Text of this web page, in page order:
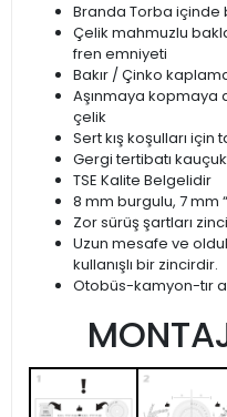
Branda Torba içinde
Çelik mahmuzlu
fren emniyeti
Bakır / Çinko
Aşınmaya kopmaya
çelik
Sert kış koşulları için
Gergi tertibatı
TSE Kalite Belgelidir
8 mm burgulu, 7 mm
Zor sürüş şartları
Uzun mesafe ve
kullanışlı bir zincirdir.
Otobüs-kamyon-tır